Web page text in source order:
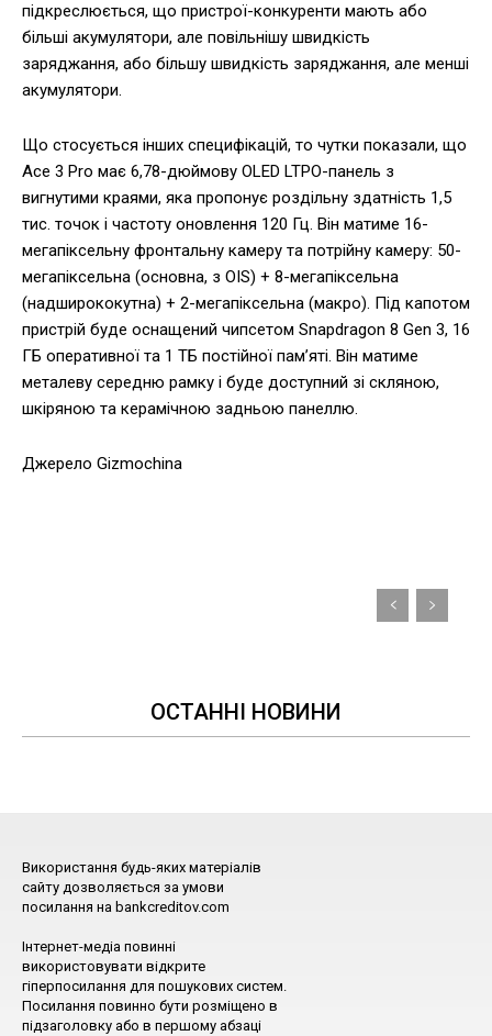
підкреслюється, що пристрої-конкуренти мають або
більші акумулятори, але повільнішу швидкість
заряджання, або більшу швидкість заряджання, але менші
акумулятори.
Що стосується інших специфікацій, то чутки показали, що
Ace 3 Pro має 6,78-дюймову OLED LTPO-панель з
вигнутими краями, яка пропонує роздільну здатність 1,5
тис. точок і частоту оновлення 120 Гц. Він матиме 16-
мегапіксельну фронтальну камеру та потрійну камеру: 50-
мегапіксельна (основна, з OIS) + 8-мегапіксельна
(надширококутна) + 2-мегапіксельна (макро). Під капотом
пристрій буде оснащений чипсетом Snapdragon 8 Gen 3, 16
ГБ оперативної та 1 ТБ постійної пам’яті. Він матиме
металеву середню рамку і буде доступний зі скляною,
шкіряною та керамічною задньою панеллю.
Джерело Gizmochina
ОСТАННІ НОВИНИ
Використання будь-яких матеріалів
сайту дозволяється за умови
посилання на bankcreditov.com
Інтернет-медіа повинні
використовувати відкрите
гіперпосилання для пошукових систем.
Посилання повинно бути розміщено в
підзаголовку або в першому абзаці